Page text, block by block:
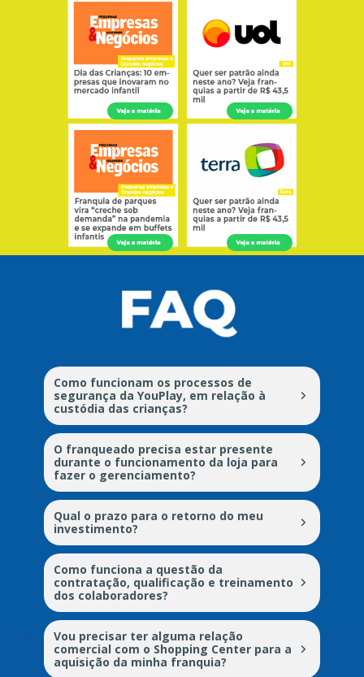
Como funcionam os processos de
segurança da YouPlay, em relação à
custódia das crianças?
O franqueado precisa estar presente
durante o funcionamento da loja para
fazer o gerenciamento?
Qual o prazo para o retorno do meu
investimento?
Como funciona a questão da
contratação, qualificação e treinamento
dos colaboradores?
Vou precisar ter alguma relação
comercial com o Shopping Center para a
aquisição da minha franquia?